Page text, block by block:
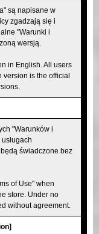
Tokyo Bay
Osaka
są napisane w
zgadzają się i
"Warunki i
wersją.
in English. All users
version is the official
"Warunków i
świadczone bez
of Use" when
store. Under no
without agreement.